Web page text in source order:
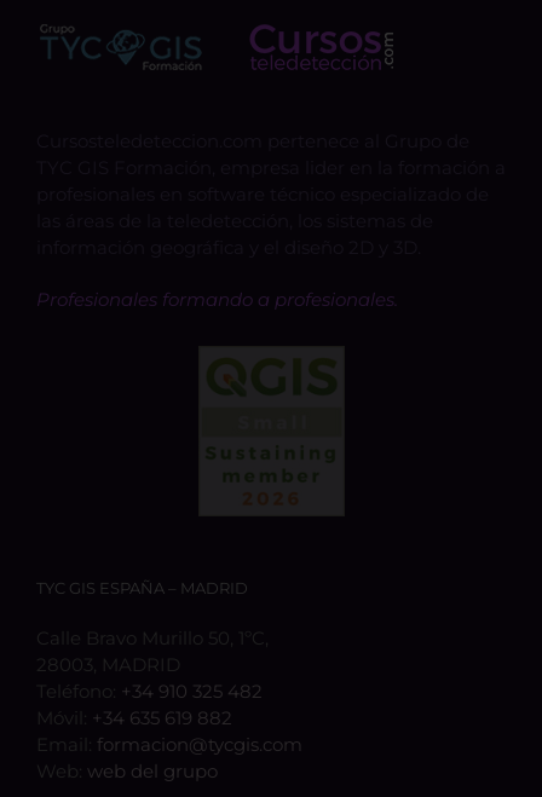
Profesionales formando a profesionales.
TYC GIS ESPAÑA – MADRID
Calle Bravo Murillo 50, 1ºC,
28003, MADRID
Teléfono: +34 910 325 482
Móvil: +34 635 619 882
Email: formacion@tycgis.com
Web: web del grupo